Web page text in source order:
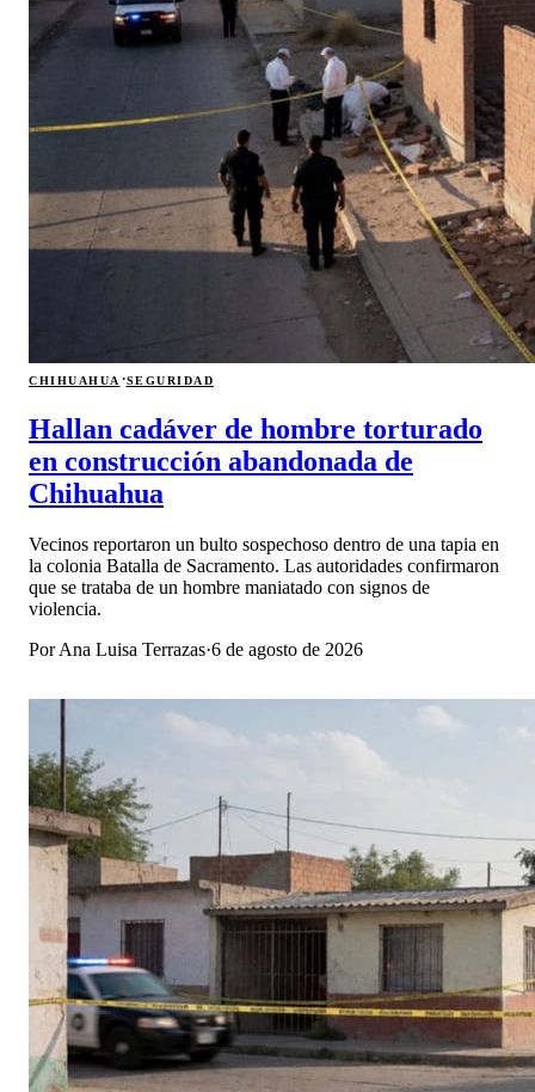
CHIHUAHUA ·SEGURIDAD
Hallan cadáver de hombre torturado
en construcción abandonada de
Chihuahua
Vecinos reportaron un bulto sospechoso dentro de una tapia en
la colonia Batalla de Sacramento. Las autoridades confirmaron
que se trataba de un hombre maniatado con signos de
violencia.
PorAna Luisa Terrazas·6 de agosto de 2026